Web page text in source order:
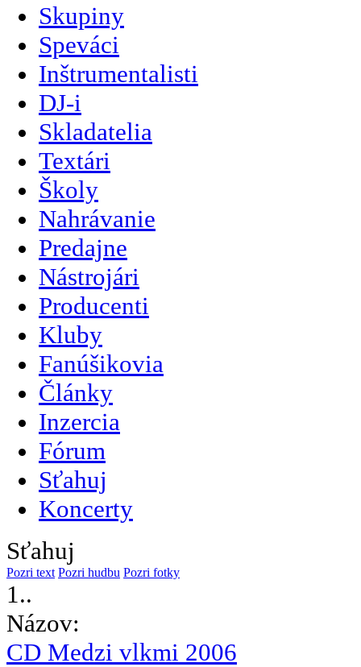
Skupiny
Speváci
Inštrumentalisti
DJ-i
Skladatelia
Textári
Školy
Nahrávanie
Predajne
Nástrojári
Producenti
Kluby
Fanúšikovia
Články
Inzercia
Fórum
Sťahuj
Koncerty
Sťahuj
Pozri text Pozri hudbu Pozri fotky
1..
Názov:
CD Medzi vlkmi 2006